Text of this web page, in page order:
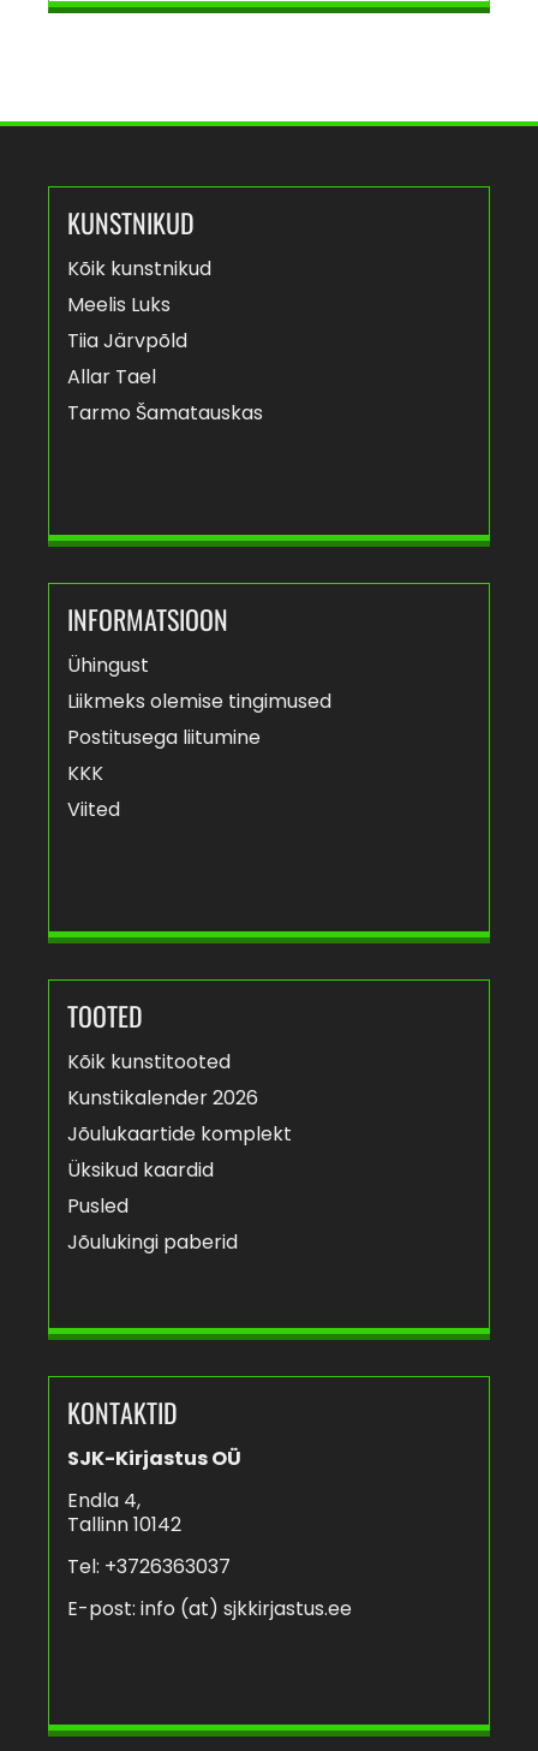
KUNSTNIKUD
Kõik kunstnikud
Meelis Luks
Tiia Järvpõld
Allar Tael
Tarmo Šamatauskas
INFORMATSIOON
Ühingust
Liikmeks olemise tingimused
Postitusega liitumine
KKK
Viited
TOOTED
Kõik kunstitooted
Kunstikalender 2026
Jõulukaartide komplekt
Üksikud kaardid
Pusled
Jõulukingi paberid
KONTAKTID
SJK-Kirjastus OÜ
Endla 4,
Tallinn 10142
Tel: +3726363037
E-post: info (at) sjkkirjastus.ee